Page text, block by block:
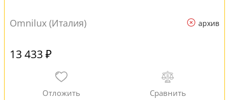
Omnilux (Италия) архив
13 433 ₽